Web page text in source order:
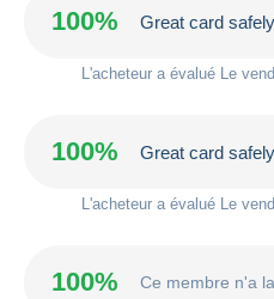
100% Great card
L'acheteur a évalué Le
100% Great card
L'acheteur a évalué Le
100% Ce membre n'a